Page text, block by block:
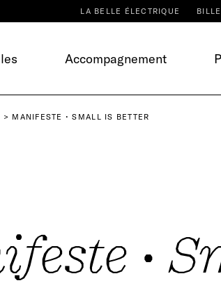
LA BELLE ÉLECTRIQUE
Accompagnement
MANIFESTE • SMALL IS BETTER
•